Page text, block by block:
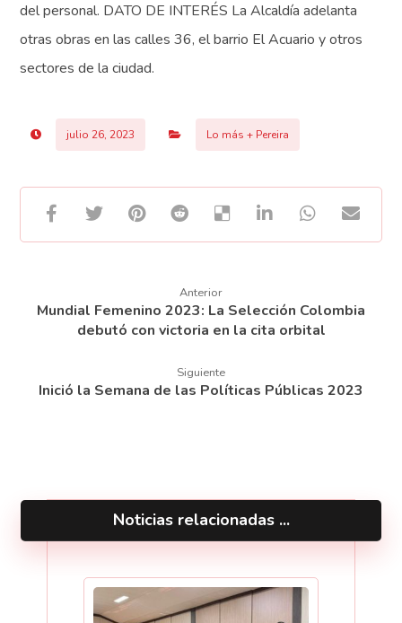
del personal. DATO DE INTERÉS La Alcaldía adelanta
otras obras en las calles 36, el barrio El Acuario y otros
sectores de la ciudad.
julio 26, 2023 Lo más + Pereira
Anterior
Mundial Femenino 2023: La Selección Colombia
debutó con victoria en la cita orbital
Siguiente
Inició la Semana de las Políticas Públicas 2023
Noticias relacionadas ...